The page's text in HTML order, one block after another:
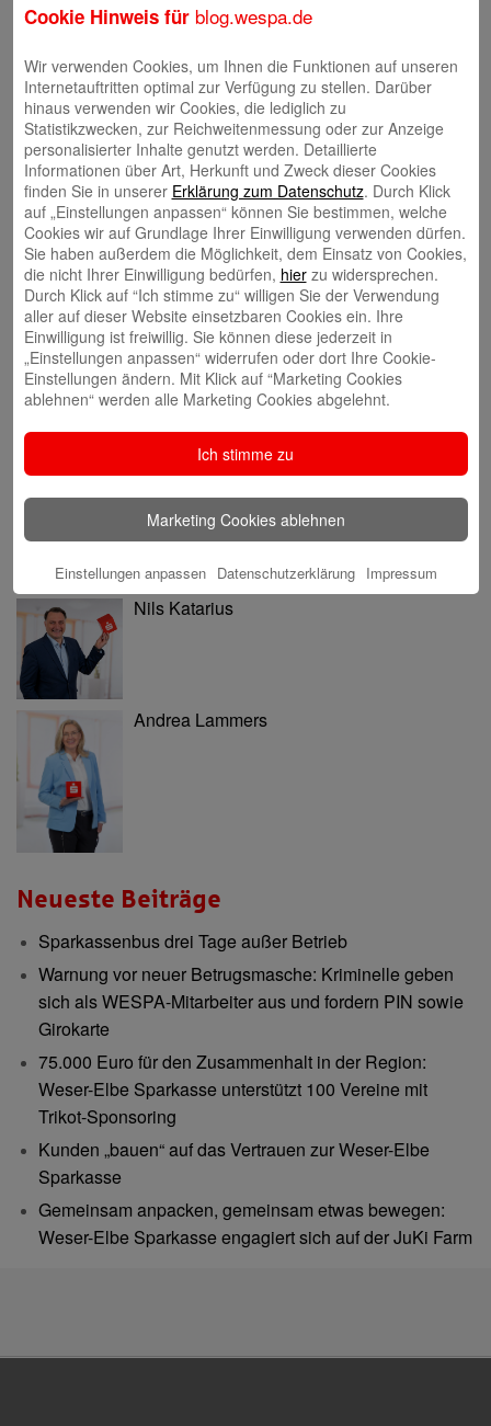
Tina Blatz-Ruhnau
Annette Butzke
Ninia Käckenmester
Nils Katarius
Andrea Lammers
Neueste Beiträge
Sparkassenbus drei Tage außer Betrieb
Warnung vor neuer Betrugsmasche: Kriminelle geben
sich als WESPA-Mitarbeiter aus und fordern PIN sowie
Girokarte
75.000 Euro für den Zusammenhalt in der Region:
Weser-Elbe Sparkasse unterstützt 100 Vereine mit
Trikot-Sponsoring
Kunden „bauen“ auf das Vertrauen zur Weser-Elbe
Sparkasse
Gemeinsam anpacken, gemeinsam etwas bewegen:
Weser-Elbe Sparkasse engagiert sich auf der JuKi Farm
Cookie Hinweis für blog.wespa.de
Wir verwenden Cookies, um Ihnen die Funktionen auf unseren
Internetauftritten optimal zur Verfügung zu stellen. Darüber
hinaus verwenden wir Cookies, die lediglich zu
Statistikzwecken, zur Reichweitenmessung oder zur Anzeige
personalisierter Inhalte genutzt werden. Detaillierte
Informationen über Art, Herkunft und Zweck dieser Cookies
finden Sie in unserer Erklärung zum Datenschutz. Durch Klick
auf „Einstellungen anpassen“ können Sie bestimmen, welche
Cookies wir auf Grundlage Ihrer Einwilligung verwenden dürfen.
Sie haben außerdem die Möglichkeit, dem Einsatz von Cookies,
die nicht Ihrer Einwilligung bedürfen, hierzu widersprechen.
Durch Klick auf “Ich stimme zu“ willigen Sie der Verwendung
aller auf dieser Website einsetzbaren Cookies ein. Ihre
Einwilligung ist freiwillig. Sie können diese jederzeit in
„Einstellungen anpassen“ widerrufen oder dort Ihre Cookie-
Einstellungen ändern. Mit Klick auf “Marketing Cookies
ablehnen“ werden alle Marketing Cookies abgelehnt.
Ich stimme zu
Marketing Cookies ablehnen
Einstellungen anpassen Datenschutzerklärung Impressum